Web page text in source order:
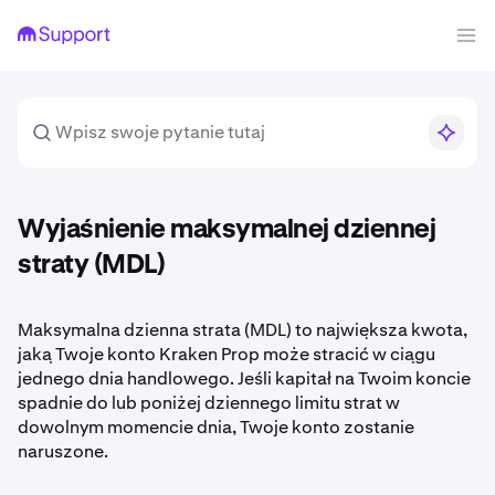
Wyjaśnienie maksymalnej dziennej
straty (MDL)
Maksymalna dzienna strata (MDL) to największa kwota,
jaką Twoje konto Kraken Prop może stracić w ciągu
jednego dnia handlowego. Jeśli kapitał na Twoim koncie
spadnie do lub poniżej dziennego limitu strat w
dowolnym momencie dnia, Twoje konto zostanie
naruszone.